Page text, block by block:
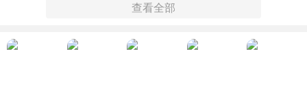
4、69种格式
查看全部